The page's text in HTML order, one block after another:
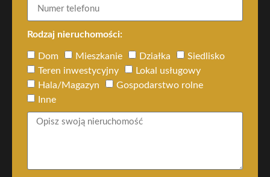
Rodzaj nieruchomości:
Dom Mieszkanie Działka
Siedlisko
Teren inwestycyjny
Lokal usługowy
Hala/Magazyn
Gospodarstwo rolne
Inne